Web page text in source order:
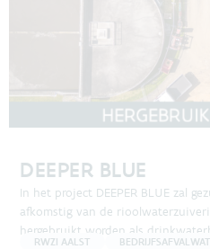
DEEPER BLUE
In het project DEEPER BLUE zal
afkomstig van de
hergebruikt worden als
RWZI AALST